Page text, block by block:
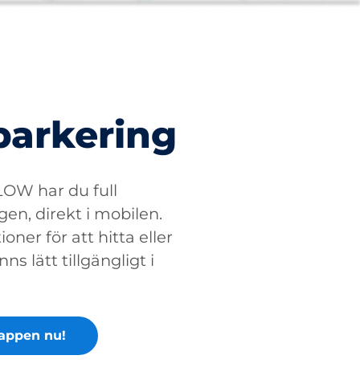
har du full
direkt i mobilen.
för att hitta eller
lätt tillgängligt i
nu!